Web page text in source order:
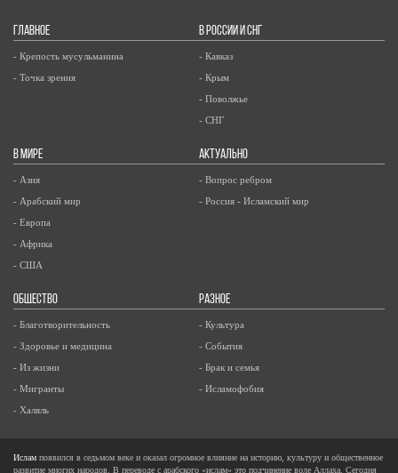
ГЛАВНОЕ
- Крепость мусульманина
- Точка зрения
В РОССИИ И СНГ
- Кавказ
- Крым
- Поволжье
- СНГ
В МИРЕ
- Азия
- Арабский мир
- Европа
- Африка
- США
АКТУАЛЬНО
- Вопрос ребром
- Россия - Исламский мир
ОБЩЕСТВО
- Благотворительность
- Здоровье и медицина
- Из жизни
- Мигранты
- Халяль
РАЗНОЕ
- Культура
- События
- Брак и семья
- Исламофобия
Ислам появился в седьмом веке и оказал огромное влияние на историю, культуру и общественное
развитие многих народов. В переводе с арабского «ислам» это подчинение воле Аллаха. Сегодня